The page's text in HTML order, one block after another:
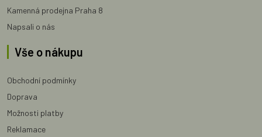
Kamenná prodejna Praha 8
Napsali o nás
Vše o nákupu
Obchodní podmínky
Doprava
Možnosti platby
Reklamace